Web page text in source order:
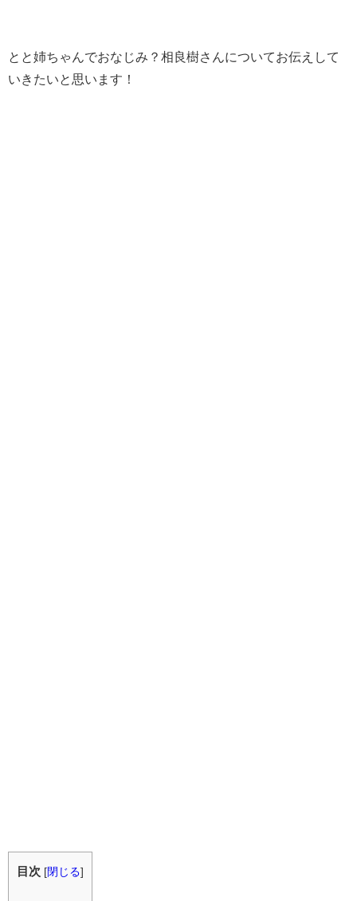
とと姉ちゃんでおなじみ？相良樹さんについてお伝えして
いきたいと思います！
目次 [閉じる]